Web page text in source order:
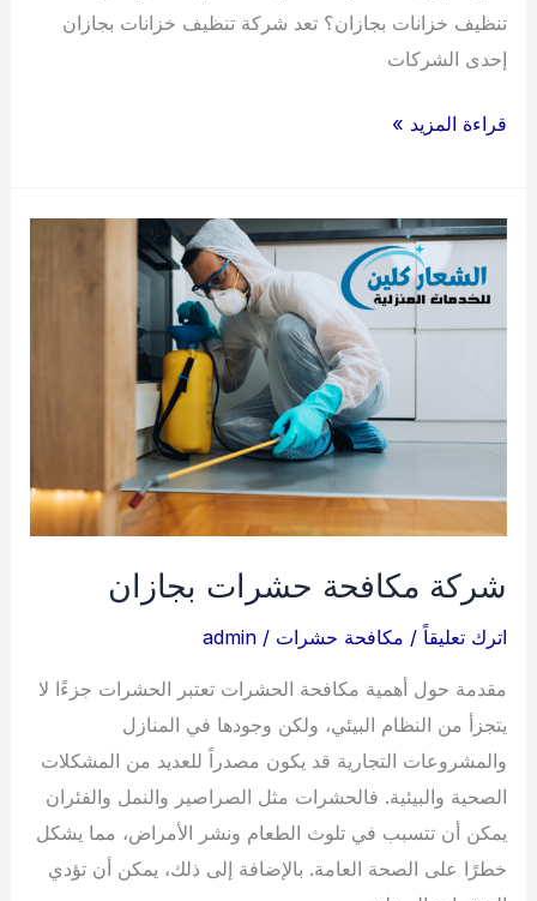
تنظيف خزانات بجازان؟ تعد شركة تنظيف خزانات بجازان
إحدى الشركات
شركة
بجازان
قراءة المزيد »
شركة مكافحة حشرات بجازان
اترك تعليقاً / مكافحة حشرات /
admin
مقدمة حول أهمية مكافحة الحشرات تعتبر الحشرات جزءًا لا
يتجزأ من النظام البيئي، ولكن وجودها في المنازل
والمشروعات التجارية قد يكون مصدراً للعديد من المشكلات
الصحية والبيئية. فالحشرات مثل الصراصير والنمل والفئران
يمكن أن تتسبب في تلوث الطعام ونشر الأمراض، مما يشكل
خطرًا على الصحة العامة. بالإضافة إلى ذلك، يمكن أن تؤدي